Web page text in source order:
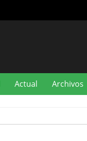
Actual Archivos